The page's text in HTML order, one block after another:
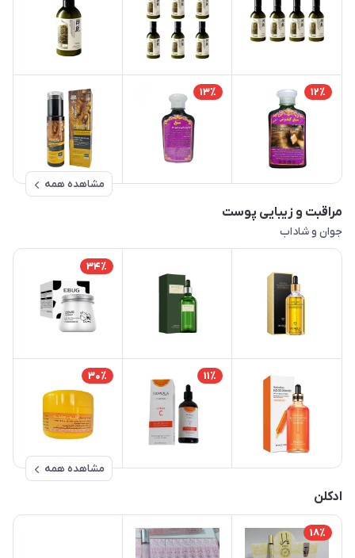
12٪ 13٪
مشاهده همه
مراقبت و زیبایی پوست
جوان و شاداب
34٪
11٪ 30٪
مشاهده همه
ادکلن
18٪